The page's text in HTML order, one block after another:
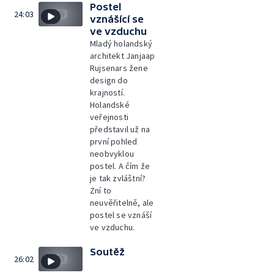
24:03
Postel
vznášící se
ve vzduchu
Mladý holandský
architekt Janjaap
Rujsenars žene
design do
krajností.
Holandské
veřejnosti
představil už na
první pohled
neobvyklou
postel. A čím že
je tak zvláštní?
Zní to
neuvěřitelně, ale
postel se vznáší
ve vzduchu.
26:02
Soutěž